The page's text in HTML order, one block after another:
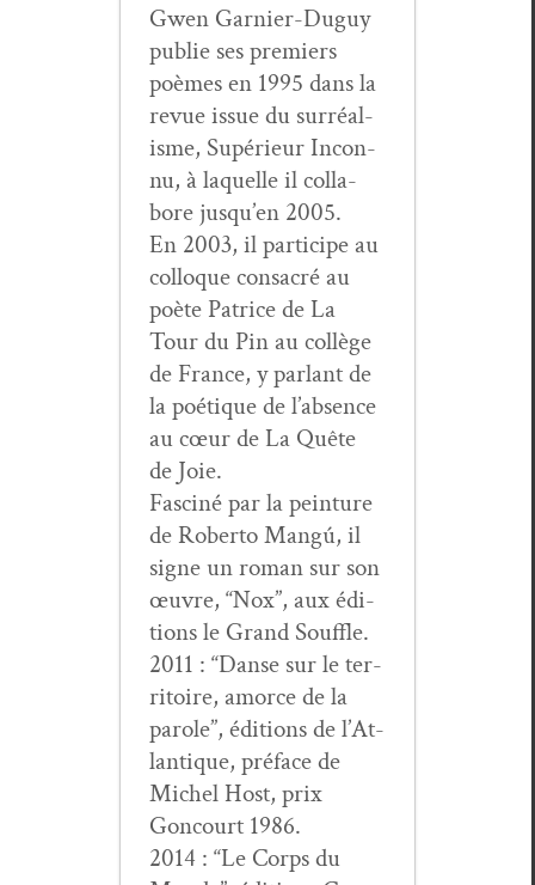
Gwen Gar­nier-Duguy
pub­lie ses pre­miers
poèmes en 1995 dans la
revue issue du sur­réal­
isme, Supérieur Incon­
nu, à laque­lle il col­la­
bore jusqu’en 2005.
En 2003, il par­ticipe au
col­loque con­sacré au
poète Patrice de La
Tour du Pin au col­lège
de France, y par­lant de
la poé­tique de l’ab­sence
au cœur de La Quête
de Joie.
Fasciné par la pein­ture
de Rober­to Mangú, il
signe un roman sur son
œuvre, “Nox”, aux édi­
tions le Grand Souffle.
2011 : “Danse sur le ter­
ri­toire, amorce de la
parole”, édi­tions de l’At­
lan­tique, pré­face de
Michel Host, prix
Goncourt 1986.
2014 : “Le Corps du